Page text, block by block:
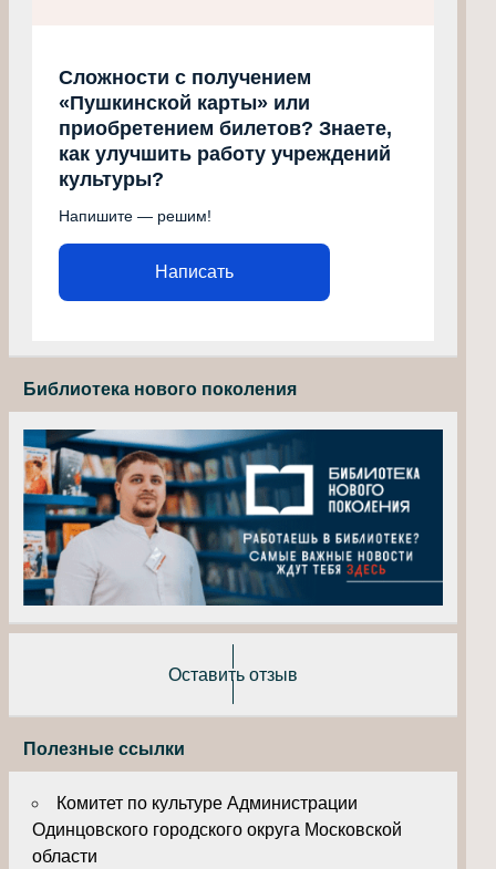
Сложности с получением
«Пушкинской карты» или
приобретением билетов? Знаете,
как улучшить работу учреждений
культуры?
Напишите — решим!
Написать
Библиотека нового поколения
Оставить отзыв
Полезные ссылки
Комитет по культуре Администрации
Одинцовского городского округа Московской
области